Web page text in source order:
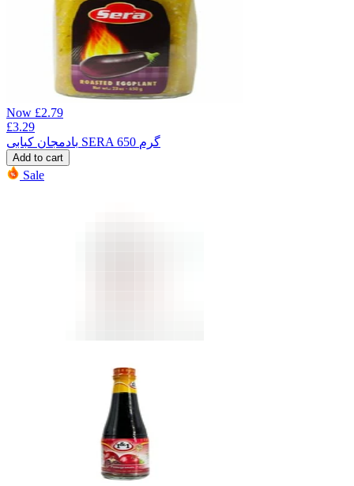
Now £2.79
£3.29
بادمجان کبابی SERA 650 گرم
Add to cart
Sale